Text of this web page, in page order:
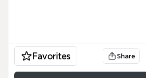
Favorites Share